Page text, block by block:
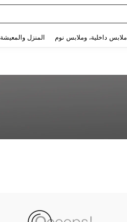
ملابس داخلية، وملابس نوم المنزل والمعيشة